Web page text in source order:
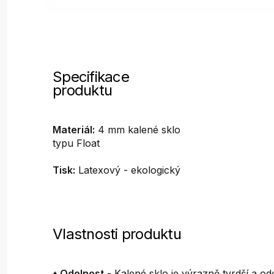
Specifikace
produktu
Materiál: 4 mm kalené sklo
typu Float
Tisk: Latexový - ekologický
Vlastnosti produktu